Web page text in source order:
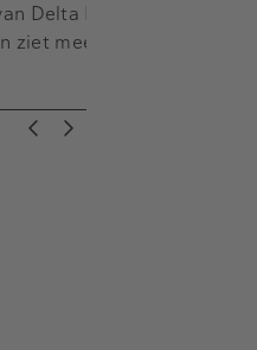
Delta Energie door
ziet meer kansen in…